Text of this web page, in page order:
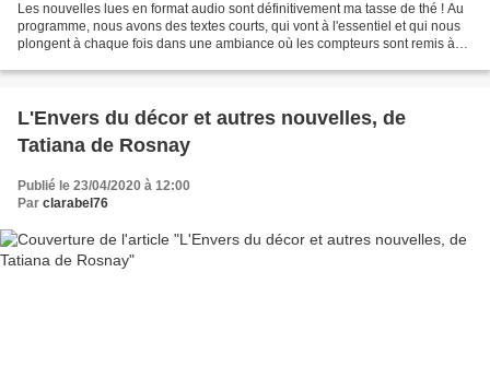
Les nouvelles lues en format audio sont définitivement ma tasse de thé ! Au
programme, nous avons des textes courts, qui vont à l'essentiel et qui nous
plongent à chaque fois dans une ambiance où les compteurs sont remis à
L'Envers du décor et autres nouvelles, de
Tatiana de Rosnay
Publié le 23/04/2020 à 12:00
Par clarabel76